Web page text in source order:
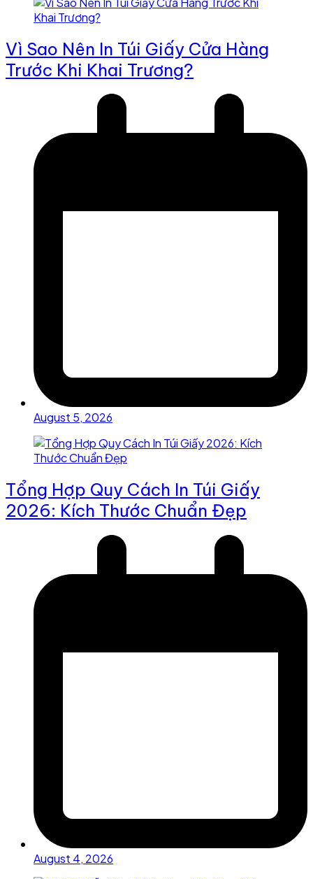
Vì Sao Nên In Túi Giấy Cửa Hàng
Trước Khi Khai Trương?
August 5, 2026
Tổng Hợp Quy Cách In Túi Giấy
2026: Kích Thước Chuẩn Đẹp
August 4, 2026